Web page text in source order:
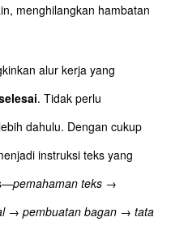
menghilangkan hambatan
alur kerja yang
. Tidak perlu
dahulu. Dengan cukup
instruksi teks yang
pemahaman teks →
→ pembuatan bagan → tata